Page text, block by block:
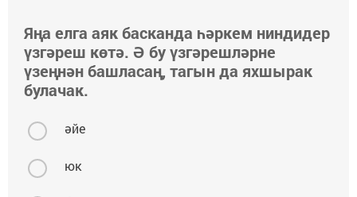
Яңа елга аяк басканда һәркем ниндидер
үзгәреш көтә. Ә бу үзгәрешләрне
үзеңнән башласаң, тагын да яхшырак
булачак.
әйе
юк